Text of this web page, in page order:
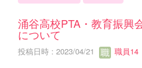
涌谷高校PTA・教育振興
について
投稿日時 : 2023/04/21 職員14